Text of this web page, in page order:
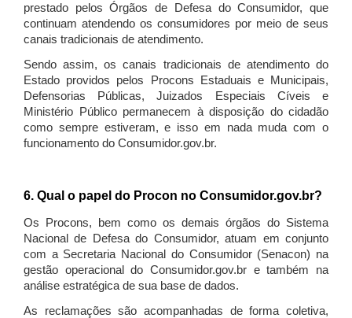
prestado pelos Órgãos de Defesa do Consumidor, que
continuam atendendo os consumidores por meio de seus
canais tradicionais de atendimento.
Sendo assim, os canais tradicionais de atendimento do
Estado providos pelos Procons Estaduais e Municipais,
Defensorias Públicas, Juizados Especiais Cíveis e
Ministério Público permanecem à disposição do cidadão
como sempre estiveram, e isso em nada muda com o
funcionamento do Consumidor.gov.br.
6. Qual o papel do Procon no Consumidor.gov.br?
Os Procons, bem como os demais órgãos do Sistema
Nacional de Defesa do Consumidor, atuam em conjunto
com a Secretaria Nacional do Consumidor (Senacon) na
gestão operacional do Consumidor.gov.br e também na
análise estratégica de sua base de dados.
As reclamações são acompanhadas de forma coletiva,